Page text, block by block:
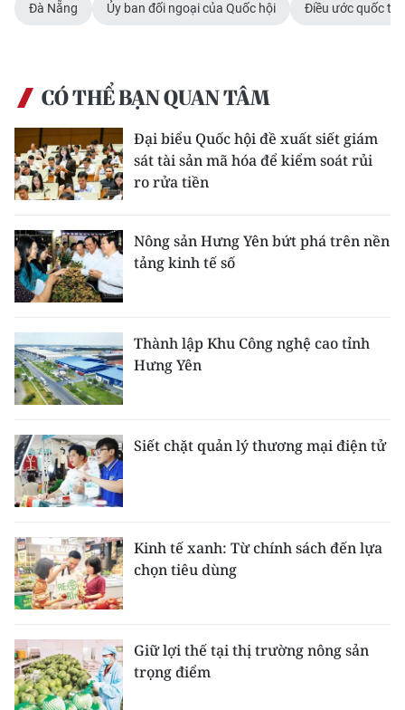
Đà Nẵng Ủy ban đối ngoại của Quốc hội Điều ước quốc tế
CÓ THỂ BẠN QUAN TÂM
Đại biểu Quốc hội đề xuất siết giám
sát tài sản mã hóa để kiểm soát rủi
ro rửa tiền
Nông sản Hưng Yên bứt phá trên nền
tảng kinh tế số
Thành lập Khu Công nghệ cao tỉnh
Hưng Yên
Siết chặt quản lý thương mại điện tử
Kinh tế xanh: Từ chính sách đến lựa
chọn tiêu dùng
Giữ lợi thế tại thị trường nông sản
trọng điểm